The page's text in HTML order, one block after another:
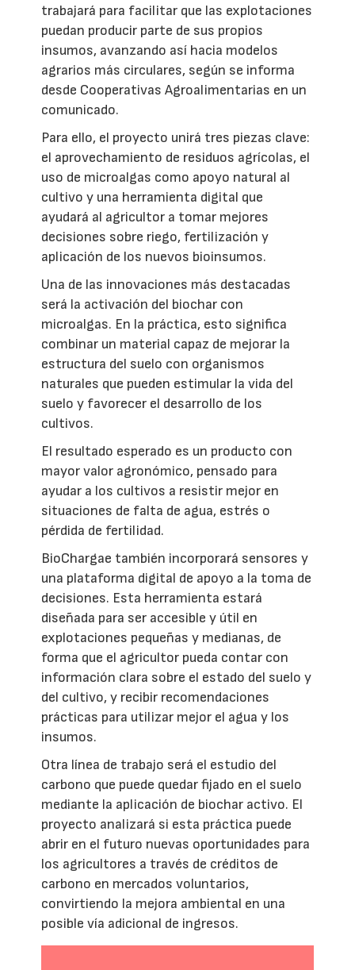
trabajará para facilitar que las explotaciones
puedan producir parte de sus propios
insumos, avanzando así hacia modelos
agrarios más circulares, según se informa
desde Cooperativas Agroalimentarias en un
comunicado.
Para ello, el proyecto unirá tres piezas clave:
el aprovechamiento de residuos agrícolas, el
uso de microalgas como apoyo natural al
cultivo y una herramienta digital que
ayudará al agricultor a tomar mejores
decisiones sobre riego, fertilización y
aplicación de los nuevos bioinsumos.
Una de las innovaciones más destacadas
será la activación del biochar con
microalgas. En la práctica, esto significa
combinar un material capaz de mejorar la
estructura del suelo con organismos
naturales que pueden estimular la vida del
suelo y favorecer el desarrollo de los
cultivos.
El resultado esperado es un producto con
mayor valor agronómico, pensado para
ayudar a los cultivos a resistir mejor en
situaciones de falta de agua, estrés o
pérdida de fertilidad.
BioChargae también incorporará sensores y
una plataforma digital de apoyo a la toma de
decisiones. Esta herramienta estará
diseñada para ser accesible y útil en
explotaciones pequeñas y medianas, de
forma que el agricultor pueda contar con
información clara sobre el estado del suelo y
del cultivo, y recibir recomendaciones
prácticas para utilizar mejor el agua y los
insumos.
Otra línea de trabajo será el estudio del
carbono que puede quedar fijado en el suelo
mediante la aplicación de biochar activo. El
proyecto analizará si esta práctica puede
abrir en el futuro nuevas oportunidades para
los agricultores a través de créditos de
carbono en mercados voluntarios,
convirtiendo la mejora ambiental en una
posible vía adicional de ingresos.